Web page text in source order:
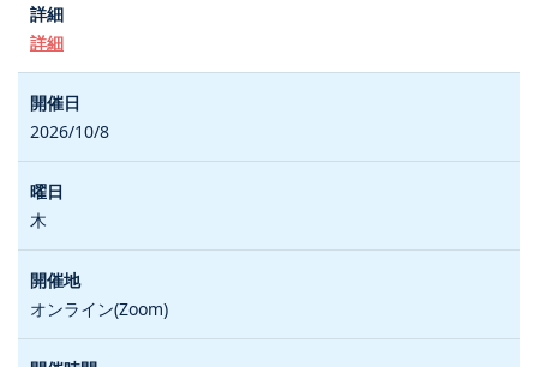
詳細
2026/10/8
木
オンライン(Zoom)